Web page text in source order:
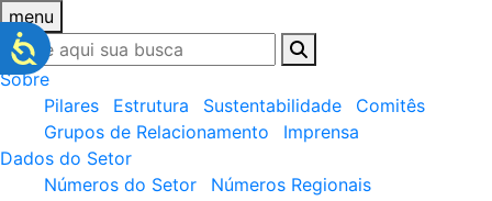
menu
Sobre
Pilares
Estrutura Sustentabilidade
Comitês
Grupos de Relacionamento
Imprensa
Dados do Setor
Números do Setor
Números Regionais